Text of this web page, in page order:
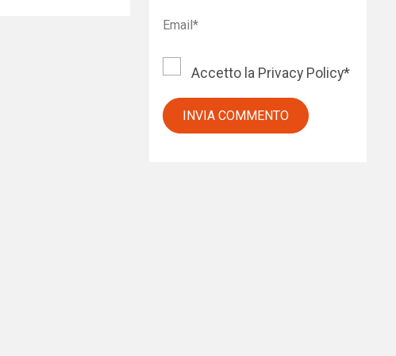
Accetto la Privacy Policy*